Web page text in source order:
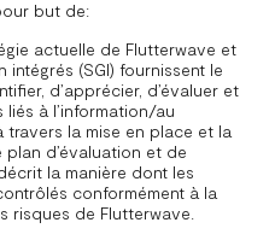
but de:
actuelle de Flutterwave et
intégrés (SGI) fournissent le
d’apprécier, d’évaluer et
à l’information/au
la mise en place et la
plan d’évaluation et de
la manière dont les
conformément à la
risques de Flutterwave.